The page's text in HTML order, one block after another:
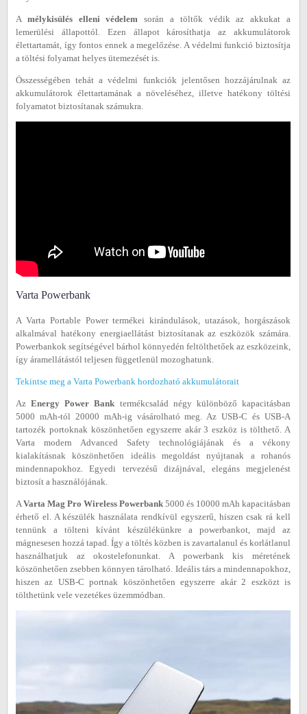
A mélykisülés elleni védelem során a töltők védik az akkukat a
lemerülési állapottól. Ezen állapot károsíthatja az akkumulátorok
élettartamát, így fontos ennek a megelőzése. A védelmi funkció biztosítja
a töltési folyamat helyes ütemezését is.
Összességében tehát a védelmi funkciók jelentősen hozzájárulnak az
akkumulátorok élettartamának a növeléséhez, illetve hatékony töltési
folyamatot biztosítanak számukra.
Varta Powerbank
A Varta Portable Power termékei kirándulások, utazások, horgászások
alkalmával hatékony energiaellátást biztosítanak az eszközök számára.
Powerbankok segítségével bárhol könnyedén feltölthetőek az eszközeink,
így áramellátástól teljesen függetlenül mozoghatunk.
Tekintse meg a Varta Powerbank hordozható akkumulátorait
AzEnergy Power Bank termékcsalád négy különböző kapacitásban
5000 mAh-tól 20000 mAh-ig vásárolható meg. Az USB-C és USB-A
tartozék portoknak köszönhetően egyszerre akár 3 eszköz is tölthető. A
Varta modern Advanced Safety technológiájának és a vékony
kialakításnak köszönhetően ideális megoldást nyújtanak a rohanós
mindennapokhoz. Egyedi tervezésű dizájnával, elegáns megjelenést
biztosít a használójának.
A Varta Mag Pro Wireless Powerbank 5000 és 10000 mAh kapacitásban
érhető el. A készülék használata rendkívül egyszerű, hiszen csak rá kell
tennünk a tölteni kívánt készülékünkre a powerbankot, majd az
mágnesesen hozzá tapad. Így a töltés közben is zavartalanul és korlátlanul
használhatjuk az okostelefonunkat. A powerbank kis méretének
köszönhetően zsebben könnyen tárolható. Ideális társ a mindennapokhoz,
hiszen az USB-C portnak köszönhetően egyszerre akár 2 eszközt is
tölthetünk vele vezetékes üzemmódban.